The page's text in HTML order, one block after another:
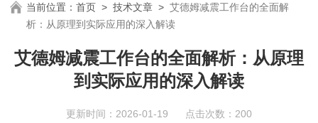
当前位置：首页 >技术文章 >艾德姆减震工作台的全面解
析：从原理到实际应用的深入解读
艾德姆减震工作台的全面解析：从原理
到实际应用的深入解读
更新时间：2026-01-19 点击次数：200